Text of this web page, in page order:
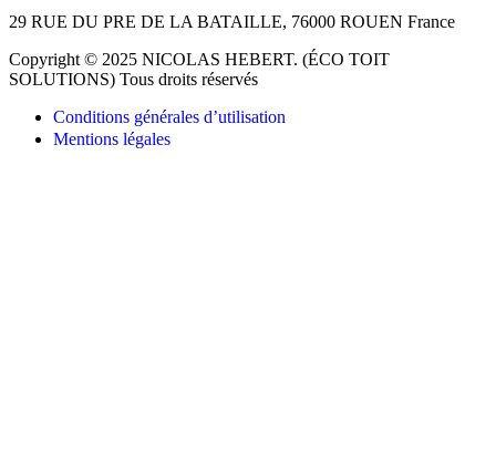
29 RUE DU PRE DE LA BATAILLE, 76000 ROUEN France
Copyright © 2025 NICOLAS HEBERT. (ÉCO TOIT
SOLUTIONS) Tous droits réservés
Conditions générales d’utilisation
Mentions légales